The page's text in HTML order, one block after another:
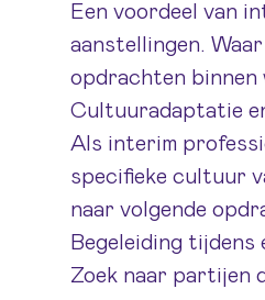
Een voordeel van
aanstellingen.
opdrachten binnen
Cultuuradaptatie
Als interim
specifieke cultuur
naar volgende
Begeleiding
Zoek naar partijen